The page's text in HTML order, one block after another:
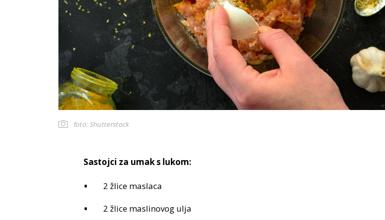
foto: Shutterstock
Sastojci za umak s lukom:
2 žlice maslaca
2 žlice maslinovog ulja